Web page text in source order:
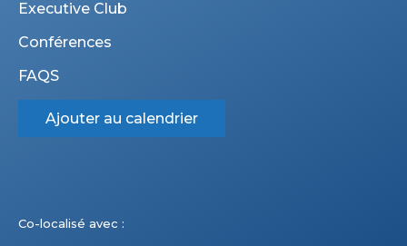
Executive Club
Conférences
FAQS
Ajouter au calendrier
Co-localisé avec :